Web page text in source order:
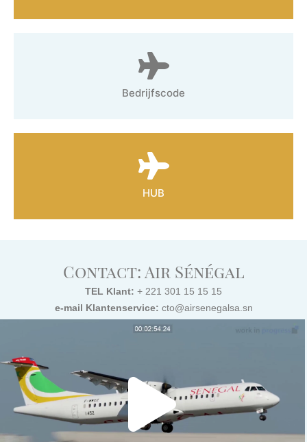
Bedrijfscode
HUB
Contact: Air Sénégal
TEL Klant: + 221 301 15 15 15
e-mail Klantenservice: cto@airsenegalsa.sn